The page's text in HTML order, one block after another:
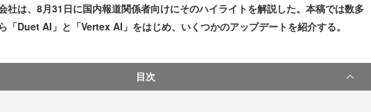
社は、8月31日に国内報道関係者向けにそのハイライトを解説した。本稿では数多
「Duet AI」と「Vertex AI」をはじめ、いくつかのアップデートを紹介する。
目次